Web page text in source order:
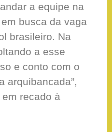
a equipe na
busca da vaga
brasileiro. Na
a esse
e conto com o
arquibancada”,
recado à